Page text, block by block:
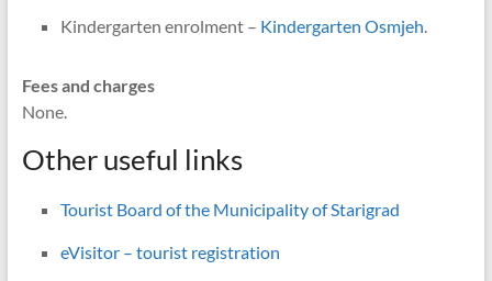
Kindergarten enrolment – Kindergarten Osmjeh.
Fees and charges
None.
Other useful links
Tourist Board of the Municipality of Starigrad
eVisitor – tourist registration